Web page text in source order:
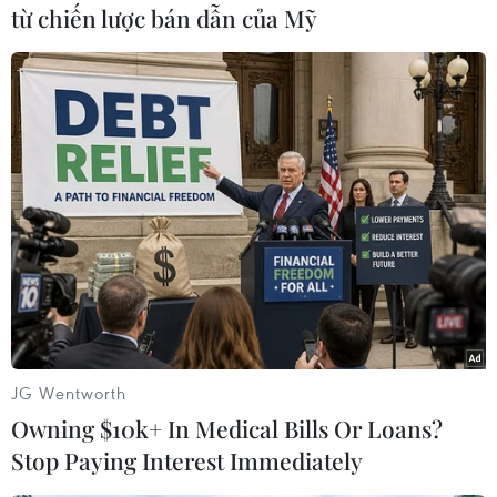
Mỹ
Theo dõi VietnamPlus
TIN CÙNG CHUYÊN MỤC
Xe điện Trung Quốc mở rộng
cuộc đua công nghệ ra Đông Nam Á
08/08/2026 03:00
từ chiến lược bán dẫn của Mỹ
JG Wentworth
Owning $10k+ In Medical Bills Or Loans?
Stop Paying Interest Immediately